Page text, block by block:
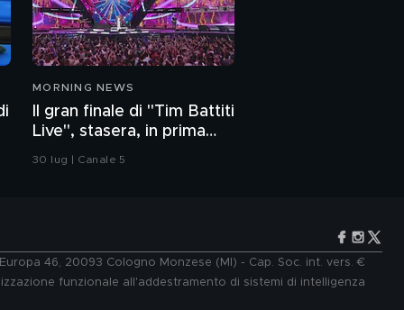
MORNING NEWS
Il gran finale di "Tim Battiti
Live", stasera, in prima
serata, su Canale 5
30 lug | Canale 5
46, 20093 Cologno Monzese (MI) - Cap. Soc. int. vers. €
funzionale all'addestramento di sistemi di intelligenza